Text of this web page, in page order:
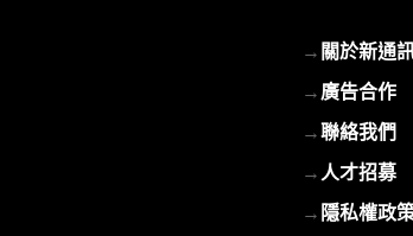
E-
mail
→關於新通
→廣告合作
→聯絡我們
→人才招募
→隱私權政